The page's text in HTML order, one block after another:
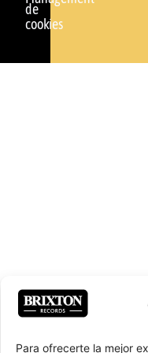
Para ofrecerte la mejor
de
cookies